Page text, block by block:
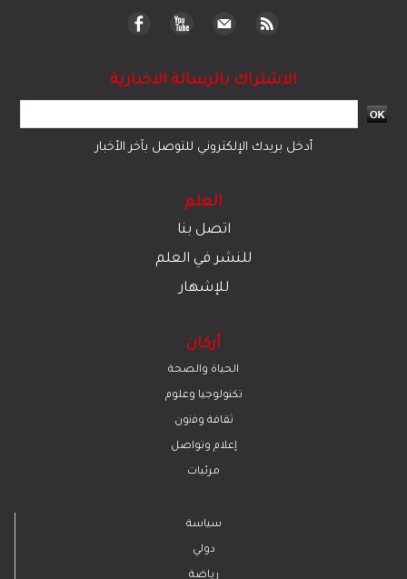
الاشتراك بالرسالة الاخبارية
أدخل بريدك الإلكتروني للتوصل بآخر الأخبار
العلم
اتصل بنا
للنشر في العلم
للإشهار
أركان
الحياة والصحة
تكنولوجيا وعلوم
ﺛﻘﺎﻓﺔ وﻓﻧون
إعلام وتواصل
مرئيات
سياسة
دولي
رياضة